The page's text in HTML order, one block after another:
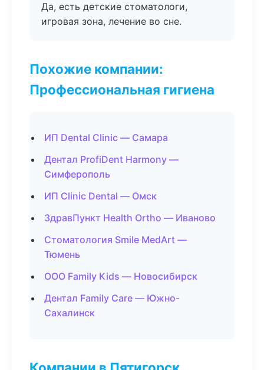
Да, есть детские стоматологи,
игровая зона, лечение во сне.
Похожие компании:
Профессиональная гигиена
ИП Dental Clinic — Самара
Дентал ProfiDent Harmony —
Симферополь
ИП Clinic Dental — Омск
ЗдравПункт Health Ortho — Иваново
Стоматология Smile MedArt —
Тюмень
ООО Family Kids — Новосибирск
Дентал Family Care — Южно-
Сахалинск